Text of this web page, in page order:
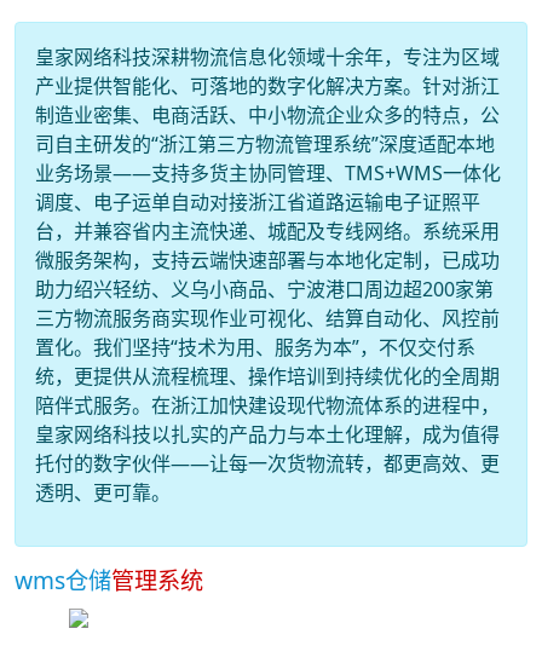
皇家网络科技深耕物流信息化领域十余年，专注为区域
产业提供智能化、可落地的数字化解决方案。针对浙江
制造业密集、电商活跃、中小物流企业众多的特点，公
司自主研发的“浙江第三方物流管理系统”深度适配本地
业务场景——支持多货主协同管理、TMS+WMS一体化
调度、电子运单自动对接浙江省道路运输电子证照平
台，并兼容省内主流快递、城配及专线网络。系统采用
微服务架构，支持云端快速部署与本地化定制，已成功
助力绍兴轻纺、义乌小商品、宁波港口周边超200家第
三方物流服务商实现作业可视化、结算自动化、风控前
置化。我们坚持“技术为用、服务为本”，不仅交付系
统，更提供从流程梳理、操作培训到持续优化的全周期
陪伴式服务。在浙江加快建设现代物流体系的进程中，
皇家网络科技以扎实的产品力与本土化理解，成为值得
托付的数字伙伴——让每一次货物流转，都更高效、更
透明、更可靠。
wms仓储管理系统